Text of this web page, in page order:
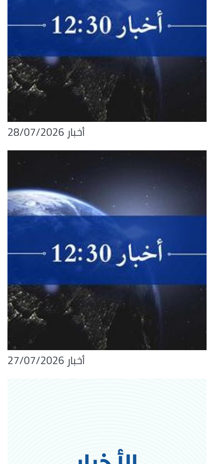
أخبار 28/07/2026
أخبار 27/07/2026